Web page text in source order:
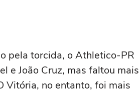
pela torcida, o Athletico-PR
e João Cruz, mas faltou mais
Vitória, no entanto, foi mais